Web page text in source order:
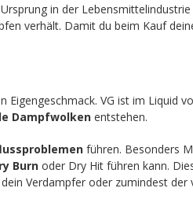
in der
verhält. Damit du beim Kauf
VG ist im Liquid
Dampfwolkenentstehen.
führen. Besonders
Burnoder Dry Hit führen kann.
Verdampfer oder zumindest